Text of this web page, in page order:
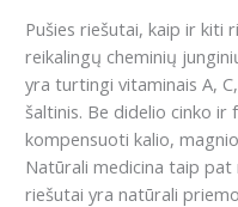
Pušies riešutai, kaip ir kiti
reikalingų cheminių
yra turtingi vitaminais A,
šaltinis. Be didelio cinko
kompensuoti kalio,
Natūrali medicina taip pat
riešutai yra natūrali